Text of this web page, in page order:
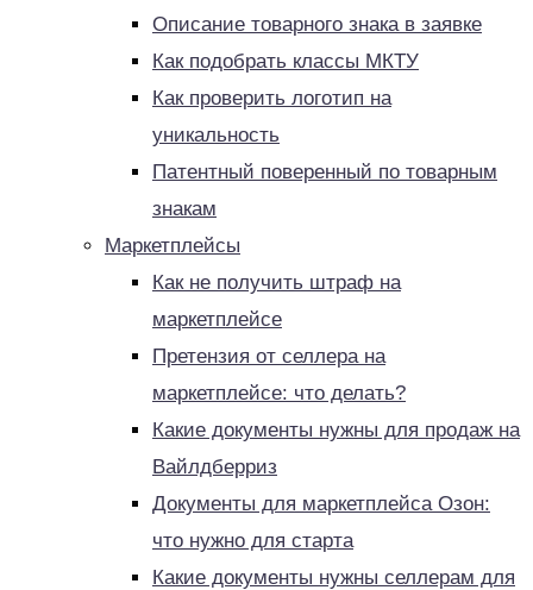
Описание товарного знака в заявке
Как подобрать классы МКТУ
Как проверить логотип на
уникальность
Патентный поверенный по товарным
знакам
Маркетплейсы
Как не получить штраф на
маркетплейсе
Претензия от селлера на
маркетплейсе: что делать?
Какие документы нужны для продаж на
Вайлдберриз
Документы для маркетплейса Озон:
что нужно для старта
Какие документы нужны селлерам для